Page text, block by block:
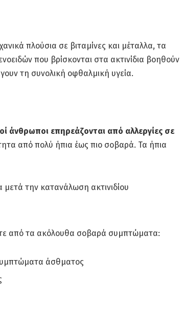
πλούσια σε βιταμίνες και μέταλλα, τα
που βρίσκονται στα ακτινίδια βοηθούν
τη συνολική οφθαλμική υγεία.
άνθρωποι επηρεάζονται από αλλεργίες σε
από πολύ ήπια έως πιο σοβαρά. Τα ήπια
μετά την κατανάλωση ακτινιδίου
από τα ακόλουθα σοβαρά συμπτώματα:
άσθματος